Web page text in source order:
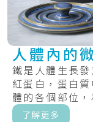
人體內的
鐵是人體生長
紅蛋白，蛋白
體的各個部位
白質.....
了解更多